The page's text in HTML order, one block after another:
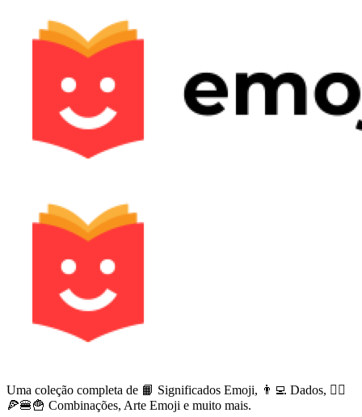
Uma coleção completa de 📙 Significados Emoji, 👨‍💻 Dados, 🙅‍♀️
🍕🍔🍟 Combinações, Arte Emoji e muito mais.